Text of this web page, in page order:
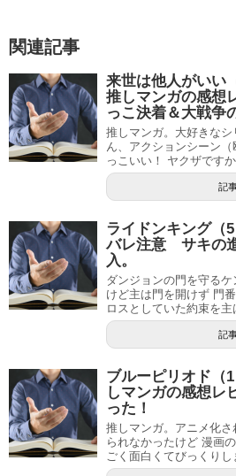
関連記事
来世は他人がい
推しマンガの感想
っこ決着＆大戦争
推しマンガ。大好きな
ん、アクションシーン
っこいい！ ヤクザです
記
ライドンキング
バレ注意 サキの
入。
ダンジョンの門を守る
けど主は門を開けず 門
ロスとしていた約束を
記
ブルーピリオド
しマンガの感想レ
った！
推しマンガ。アニメ化
られなかったけど 漫画
ごく面白くてびっくりし